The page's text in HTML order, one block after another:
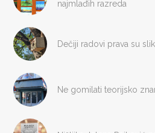
najmlađih razreda
Dečiji radovi prava su
Ne gomilati teorijsko